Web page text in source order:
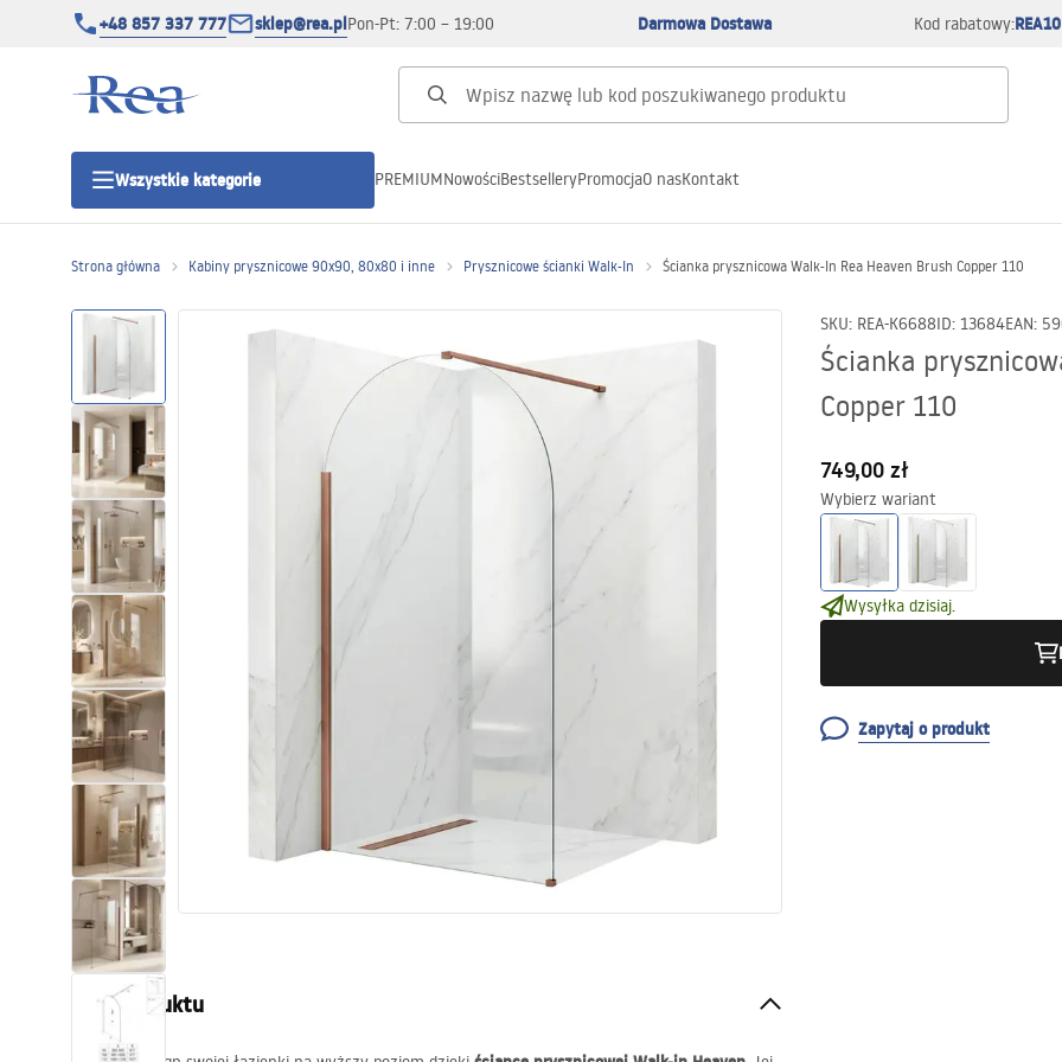
+48 857 337 777 sklep@rea.plPon-Pt: 7:00 – 19:00 Darmowa Dostawa Kod rabatowy:REA10
Wszystkie kategorie
Kategorie produktowe
Kabiny prysznicowe
Brodziki prysznicowe
Odpływy liniowe
Toalety, ubikacje
Umywalki
Wanny i parawany
Baterie
Natryski
Kuchnia
Akcesoria i meble łazienkowe
PREMIUMNowościBestselleryPromocjaO nasKontakt
Strona główna Kabiny prysznicowe 90x90, 80x80 i inne Prysznicowe ścianki Walk-In Ścianka prysznicowa Walk-In Rea Heaven Brush Copper 110
SKU: REA-K6688ID: 13684EAN:
Ścianka
Copper 110
749,00 zł
Wybierz wariant
Wysyłka dzisiaj.
Zapytaj o produkt
Opis produktu